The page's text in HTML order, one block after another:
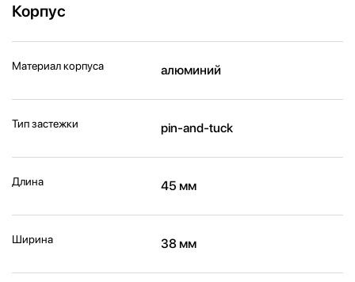
Корпус
Материал корпуса алюминий
Тип застежки pin-and-tuck
Длина 45 мм
Ширина 38 мм